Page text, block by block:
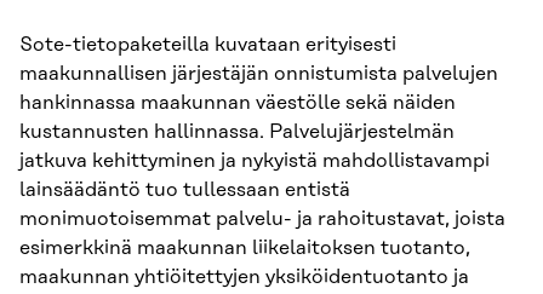
Sote-tietopaketeilla kuvataan erityisesti
maakunnallisen järjestäjän onnistumista palvelujen
hankinnassa maakunnan väestölle sekä näiden
kustannusten hallinnassa. Palvelujärjestelmän
jatkuva kehittyminen ja nykyistä mahdollistavampi
lainsäädäntö tuo tullessaan entistä
monimuotoisemmat palvelu- ja rahoitustavat, joista
esimerkkinä maakunnan liikelaitoksen tuotanto,
maakunnan yhtiöitettyjen yksiköidentuotanto ja